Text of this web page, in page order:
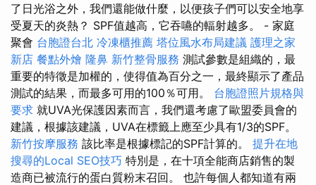
了日光浴之外，我們還能做什麼，以便孩子們可以安全地享
受夏天的炎熱？ SPF值越高，它吞嚥的輻射越多。 - 家庭
聚會 台胞證台北 冷凍櫃推薦 塔位風水布局建議 護理之家
新店 餐點外燴 隆鼻 新竹整骨服務 測試參數是組織的，最
重要的特徵是加權的，使得值為百分之一，最終顯示了產品
測試的結果，而最多可用的100％可用。 台胞證照片規格與
要求 就UVA光保護因素而言，我們還考慮了歐盟委員會的
建議，根據該建議，UVA在標籤上應至少具有1/3的SPF。
新竹按摩服務 該比率是根據標記的SPF計算的。 提升在地
搜尋的Local SEO技巧 特別是，在十項全能商店銷售的製
造商已被流行的蛋白質粉末召回。 也許每個人都知道有兩